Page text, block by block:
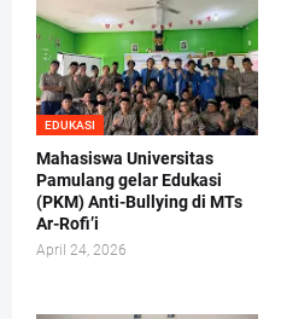
EDUKASI
Mahasiswa Universitas
Pamulang gelar Edukasi
(PKM) Anti-Bullying di MTs
Ar-Rofi’i
April 24, 2026